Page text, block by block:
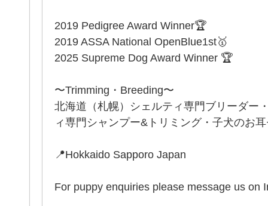
2019 Pedigree Award Winner🏆
2019 ASSA National OpenBlue1st🥇
2025 Supreme Dog Award Winner 🏆
〜Trimming・Breeding〜
北海道（札幌）シェルティ専門ブリーダー
ィ専門シャンプー&トリミング・子犬のお
📍Hokkaido Sapporo Japan
For puppy enquiries please message us on